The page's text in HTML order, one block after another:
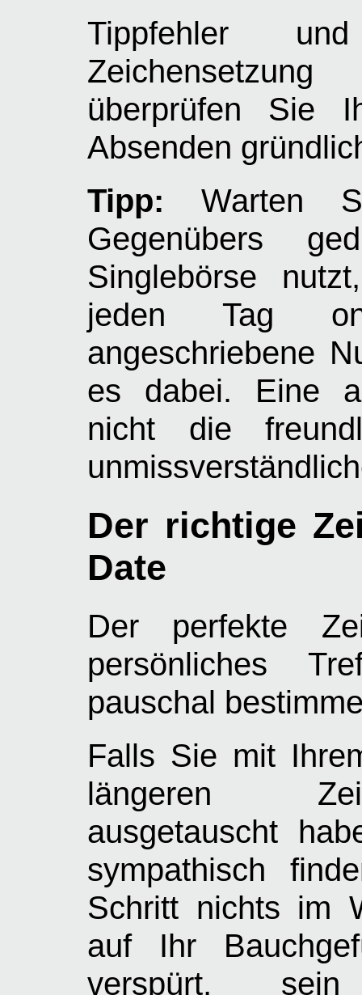
Tippfehler
überprüfen Sie
Absenden
Tipp: Warten
Gegenübers
Singlebörse
jeden Tag
angeschriebene
es dabei. Eine
nicht die
Der richtige
Date
Der perfekte
persönliches
pauschal
Falls Sie mit
längeren
ausgetauscht
sympathisch
Schritt nichts im
auf Ihr
verspürt,